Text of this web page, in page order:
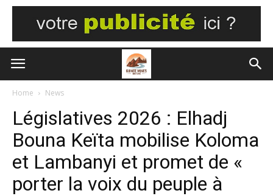
Home News
Législatives 2026 : Elhadj
Bouna Keïta mobilise Koloma
et Lambanyi et promet de «
porter la voix du peuple à